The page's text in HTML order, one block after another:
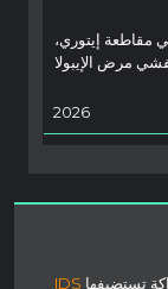
مقاطعة إيتوري،
مرض الإيبولا
2026
تستضيفها IDS